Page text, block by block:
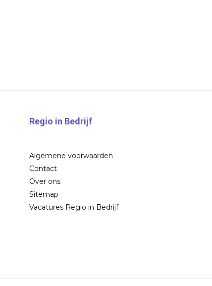
Regio in Bedrijf
Algemene voorwaarden
Contact
Over ons
Sitemap
Vacatures Regio in Bedrijf